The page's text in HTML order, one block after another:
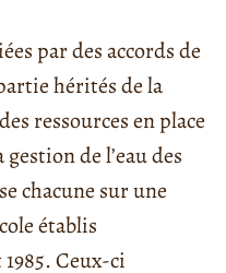
par des accords de
hérités de la
ressources en place
de l’eau des
chacune sur une
établis
Ceux-ci